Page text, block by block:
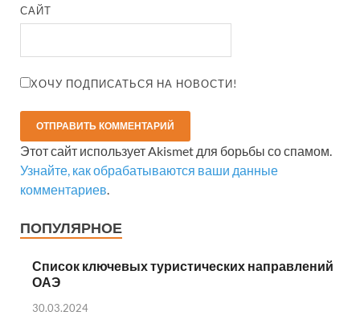
САЙТ
ХОЧУ ПОДПИСАТЬСЯ НА НОВОСТИ!
Этот сайт использует Akismet для борьбы со спамом.
Узнайте, как обрабатываются ваши данные
комментариев.
ПОПУЛЯРНОЕ
Список ключевых туристических направлений
ОАЭ
30.03.2024